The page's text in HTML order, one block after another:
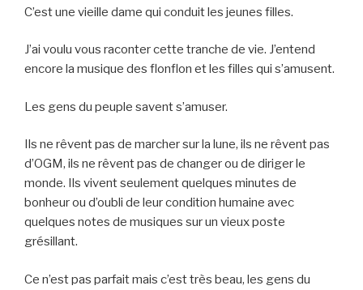
C’est une vieille dame qui conduit les jeunes filles.
J’ai voulu vous raconter cette tranche de vie. J’entend
encore la musique des flonflon et les filles qui s’amusent.
Les gens du peuple savent s’amuser.
Ils ne rêvent pas de marcher sur la lune, ils ne rêvent pas
d’OGM, ils ne rêvent pas de changer ou de diriger le
monde. Ils vivent seulement quelques minutes de
bonheur ou d’oubli de leur condition humaine avec
quelques notes de musiques sur un vieux poste
grésillant.
Ce n’est pas parfait mais c’est très beau, les gens du